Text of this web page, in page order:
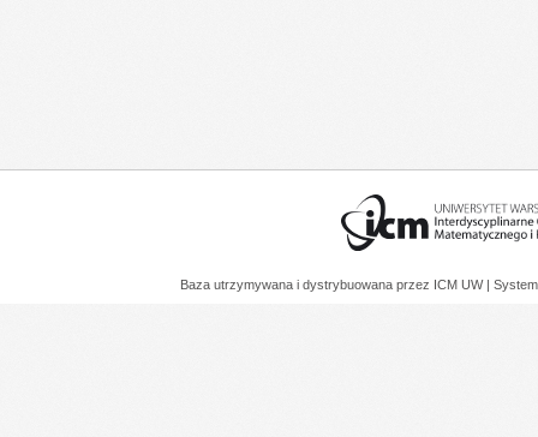
Baza utrzymywana i dystrybuowana przez ICM UW |